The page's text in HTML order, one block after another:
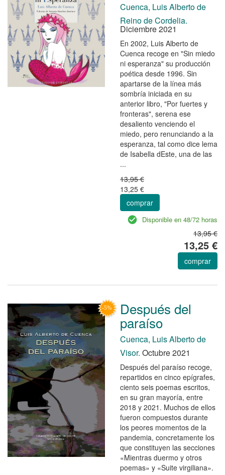
Cuenca, Luis Alberto de
Reino de Cordelia.
Diciembre 2021
En 2002, Luis Alberto de
Cuenca recoge en "Sin miedo
ni esperanza" su producción
poética desde 1996. Sin
apartarse de la línea más
sombría iniciada en su
anterior libro, "Por fuertes y
fronteras", serena ese
desaliento venciendo el
miedo, pero renunciando a la
esperanza, tal como dice lema
de Isabella dEste, una de las
...
13,95 €
13,25 €
comprar
Disponible en 48/72 horas
13,95 €
13,25 €
comprar
Después del
paraíso
Cuenca, Luis Alberto de
Visor. Octubre 2021
Después del paraíso recoge,
repartidos en cinco epígrafes,
ciento seis poemas escritos,
en su gran mayoría, entre
2018 y 2021. Muchos de ellos
fueron compuestos durante
los peores momentos de la
pandemia, concretamente los
que constituyen las secciones
«Mientras duermo y otros
poemas» y «Suite virgiliana».